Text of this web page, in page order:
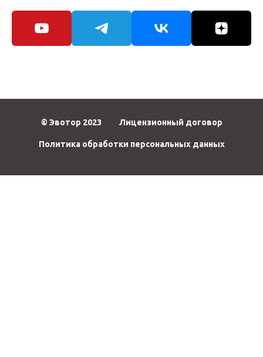
© Эвотор 2023 Лицензионный договор
Политика обработки персональных данных